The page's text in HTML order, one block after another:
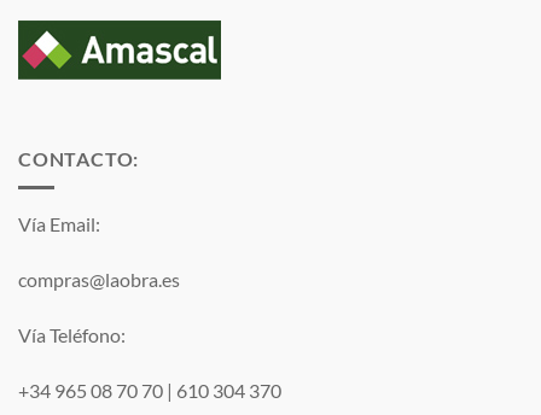
CONTACTO:
Vía Email:
compras@laobra.es
Vía Teléfono:
+34 965 08 70 70 | 610 304 370